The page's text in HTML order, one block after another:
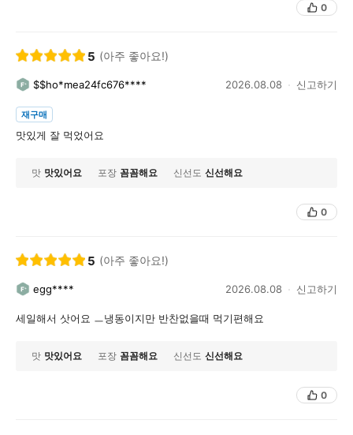
0
5 (아주 좋아요!)
$$ho*mea24fc676**** 2026.08.08 신고하기
재구매
맛있게 잘 먹었어요
맛 맛있어요 포장 꼼꼼해요 신선도 신선해요
0
5 (아주 좋아요!)
egg**** 2026.08.08 신고하기
세일해서 삿어요 ㅡ냉동이지만 반찬없을때 먹기편해요
맛 맛있어요 포장 꼼꼼해요 신선도 신선해요
0